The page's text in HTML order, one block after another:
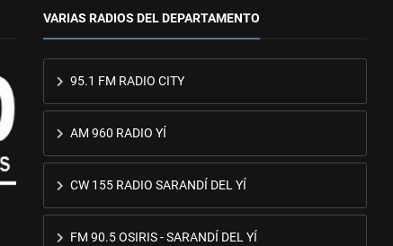
VARIAS RADIOS DEL DEPARTAMENTO
95.1 FM RADIO CITY
AM 960 RADIO YÍ
CW 155 RADIO SARANDÍ DEL YÍ
FM 90.5 OSIRIS - SARANDÍ DEL YÍ